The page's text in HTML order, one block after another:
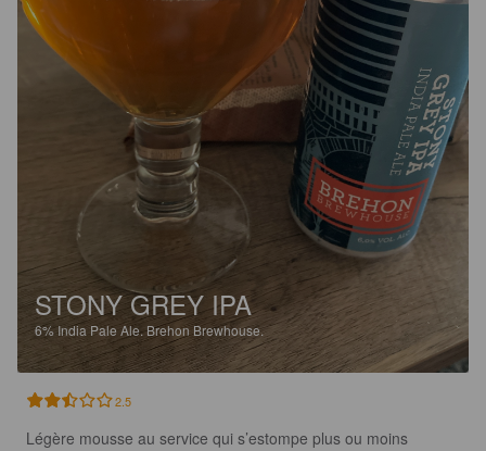
STONY GREY IPA
6% India Pale Ale.Brehon Brewhouse.
2.5
Légère mousse au service qui s’estompe plus ou moins